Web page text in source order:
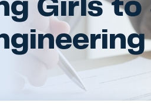
Girls